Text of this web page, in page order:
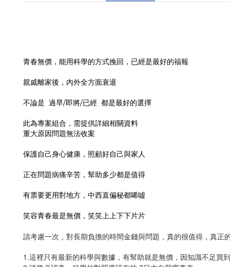
青春無價，能用科學的方式挽回，已經是最好的福報
親戚離家後，內外全方面衰退
不論是 過早/即將/已經 都是最好的選擇
此為專案組合，需提供詳細相關資料
重大原因問題無法收案
保護自己身心健康，照顧好自己與家人
正在問題病痛辛苦，幫助多少都是值得
有票要更用對地方，中西直偏秘都唏噓
笑容青春最是無價，笑笑上上下下片片
請考慮一次，對長期負擔的時間金錢與問題，真的很值得，真正
1.這裡只有最新的科學與數據，有幫助就是無價，因知識不足